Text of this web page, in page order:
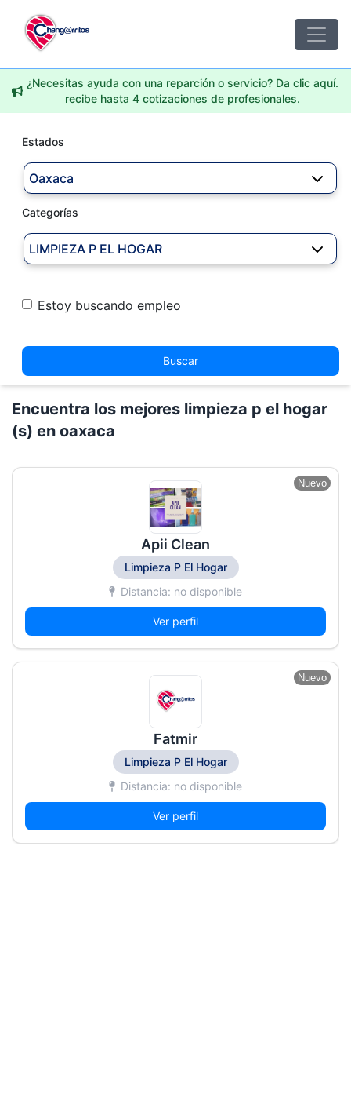
¿Necesitas ayuda con una reparción o servicio? Da clic aquí.
recibe hasta 4 cotizaciones de profesionales.
Estados
Oaxaca
Categorías
LIMPIEZA P EL HOGAR
Estoy buscando empleo
Buscar
Encuentra los mejores limpieza p el hogar
(s) en oaxaca
Nuevo
Apii Clean
Limpieza P El Hogar
Distancia: no disponible
Ver perfil
Nuevo
Fatmir
Limpieza P El Hogar
Distancia: no disponible
Ver perfil